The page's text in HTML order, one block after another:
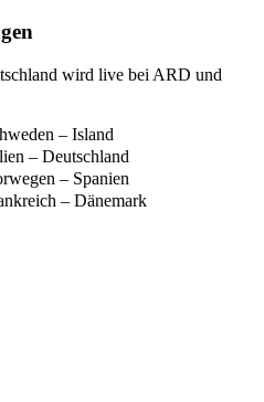
wird live bei ARD und
– Island
– Deutschland
– Spanien
– Dänemark